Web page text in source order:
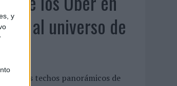
y
al universo de
los techos panorámicos de